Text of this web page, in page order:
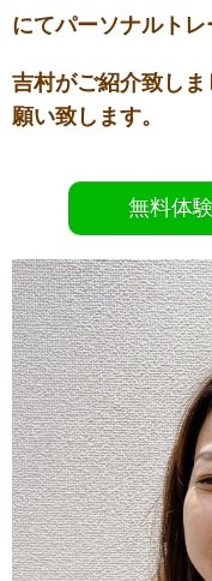
にてパーソナルトレ
吉村がご紹介致し
願い致します。
無料体